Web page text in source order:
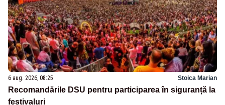
6 aug. 2026, 08:25 Stoica Marian
Recomandările DSU pentru participarea în siguranță la
festivaluri